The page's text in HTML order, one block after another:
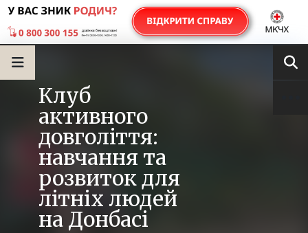
Клуб
активного
довголіття:
навчання та
розвиток для
літніх людей
на Донбасі